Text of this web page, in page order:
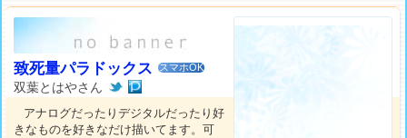
致死量パラドックス スマホOK
双葉とはやさん
アナログだったりデジタルだったり好
きなものを好きなだけ描いてます。可